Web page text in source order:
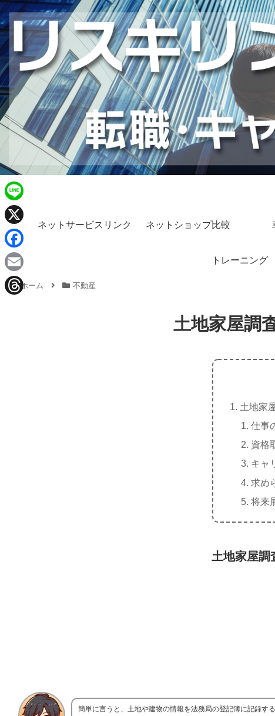
ネットサービスリンク ネットショップ比較
トレーニング
ホーム 不動産
土地家屋調
土地家
仕事
資格
キャ
求め
将来
土地家屋調
簡単に言うと、土地や建物の情報を法務局の登記簿に記録す
L
n
e
X
F
a
c
E